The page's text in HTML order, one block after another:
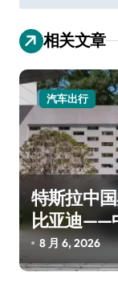
相关文章
汽车出行
特斯拉中
比亚迪——
8 月 6, 2026